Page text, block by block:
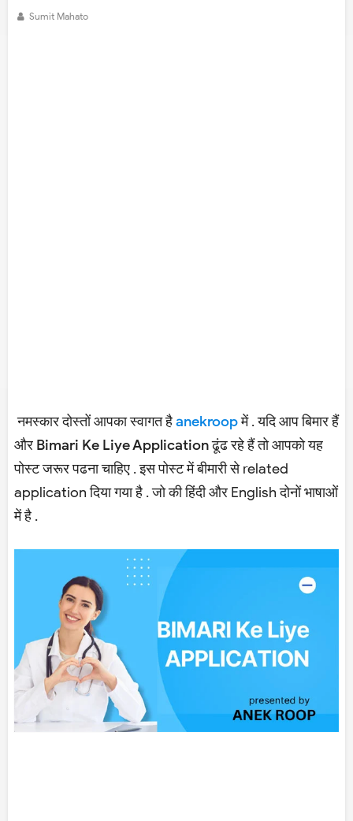
Sumit Mahato
नमस्कार दोस्तों आपका स्वागत हैanekroopमें . यदि आप बिमार हैं
और Bimari Ke Liye Applicationढूंढ रहे हैं तो आपको यह
पोस्ट जरूर पढना चाहिए . इस पोस्ट में बीमारी से related
application दिया गया है . जो की हिंदी और English दोनों भाषाओं
में है .